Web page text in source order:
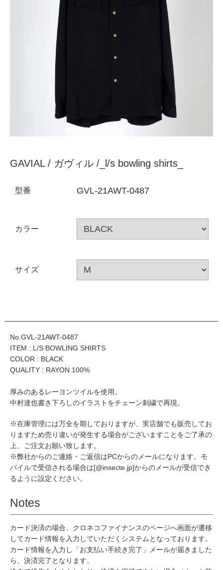
GAVIAL / ガヴィル /_l/s bowling shirts_
型番 GVL-21AWT-0487
カラー
サイズ
No.GVL-21AWT-0487
ITEM : L/S BOWLING SHIRTS
COLOR : BLACK
QUALITY : RAYON 100%
厚みのあるレーヨンツイルを使用。
中村達也書き下ろしのイラストをチェーン刺繍で再現。
※在庫管理には万全を期しておりますが、実店舗でも販売してお
りますため売り違いが発生する場合がございますことをご了承の
上、ご注文お願い致します。
※弊社からのご連絡・ご返信はPCからのメールになります。モ
バイルで受信される場合は[@insecte.jp]からのメールが受信でき
るように設定ください。
Notes
カード決済の場合、クロネコファイナンスのページへ画面が遷移
してカード情報を入力していただくシステムとなっております。
カード情報を入力し「お支払い手続き完了」メールが届きました
ら、決済完了となります。